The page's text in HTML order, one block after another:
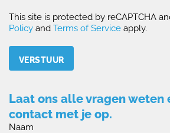
This site is protected by reCAPTCHA
Policy and Terms of Service apply.
Laat ons alle vragen weten
contact met je op.
Naam